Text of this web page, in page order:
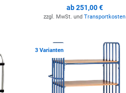
ab251,00 €
zzgl. MwSt. und Transportkosten
Zur Merkliste hinzufügen
3 Varianten